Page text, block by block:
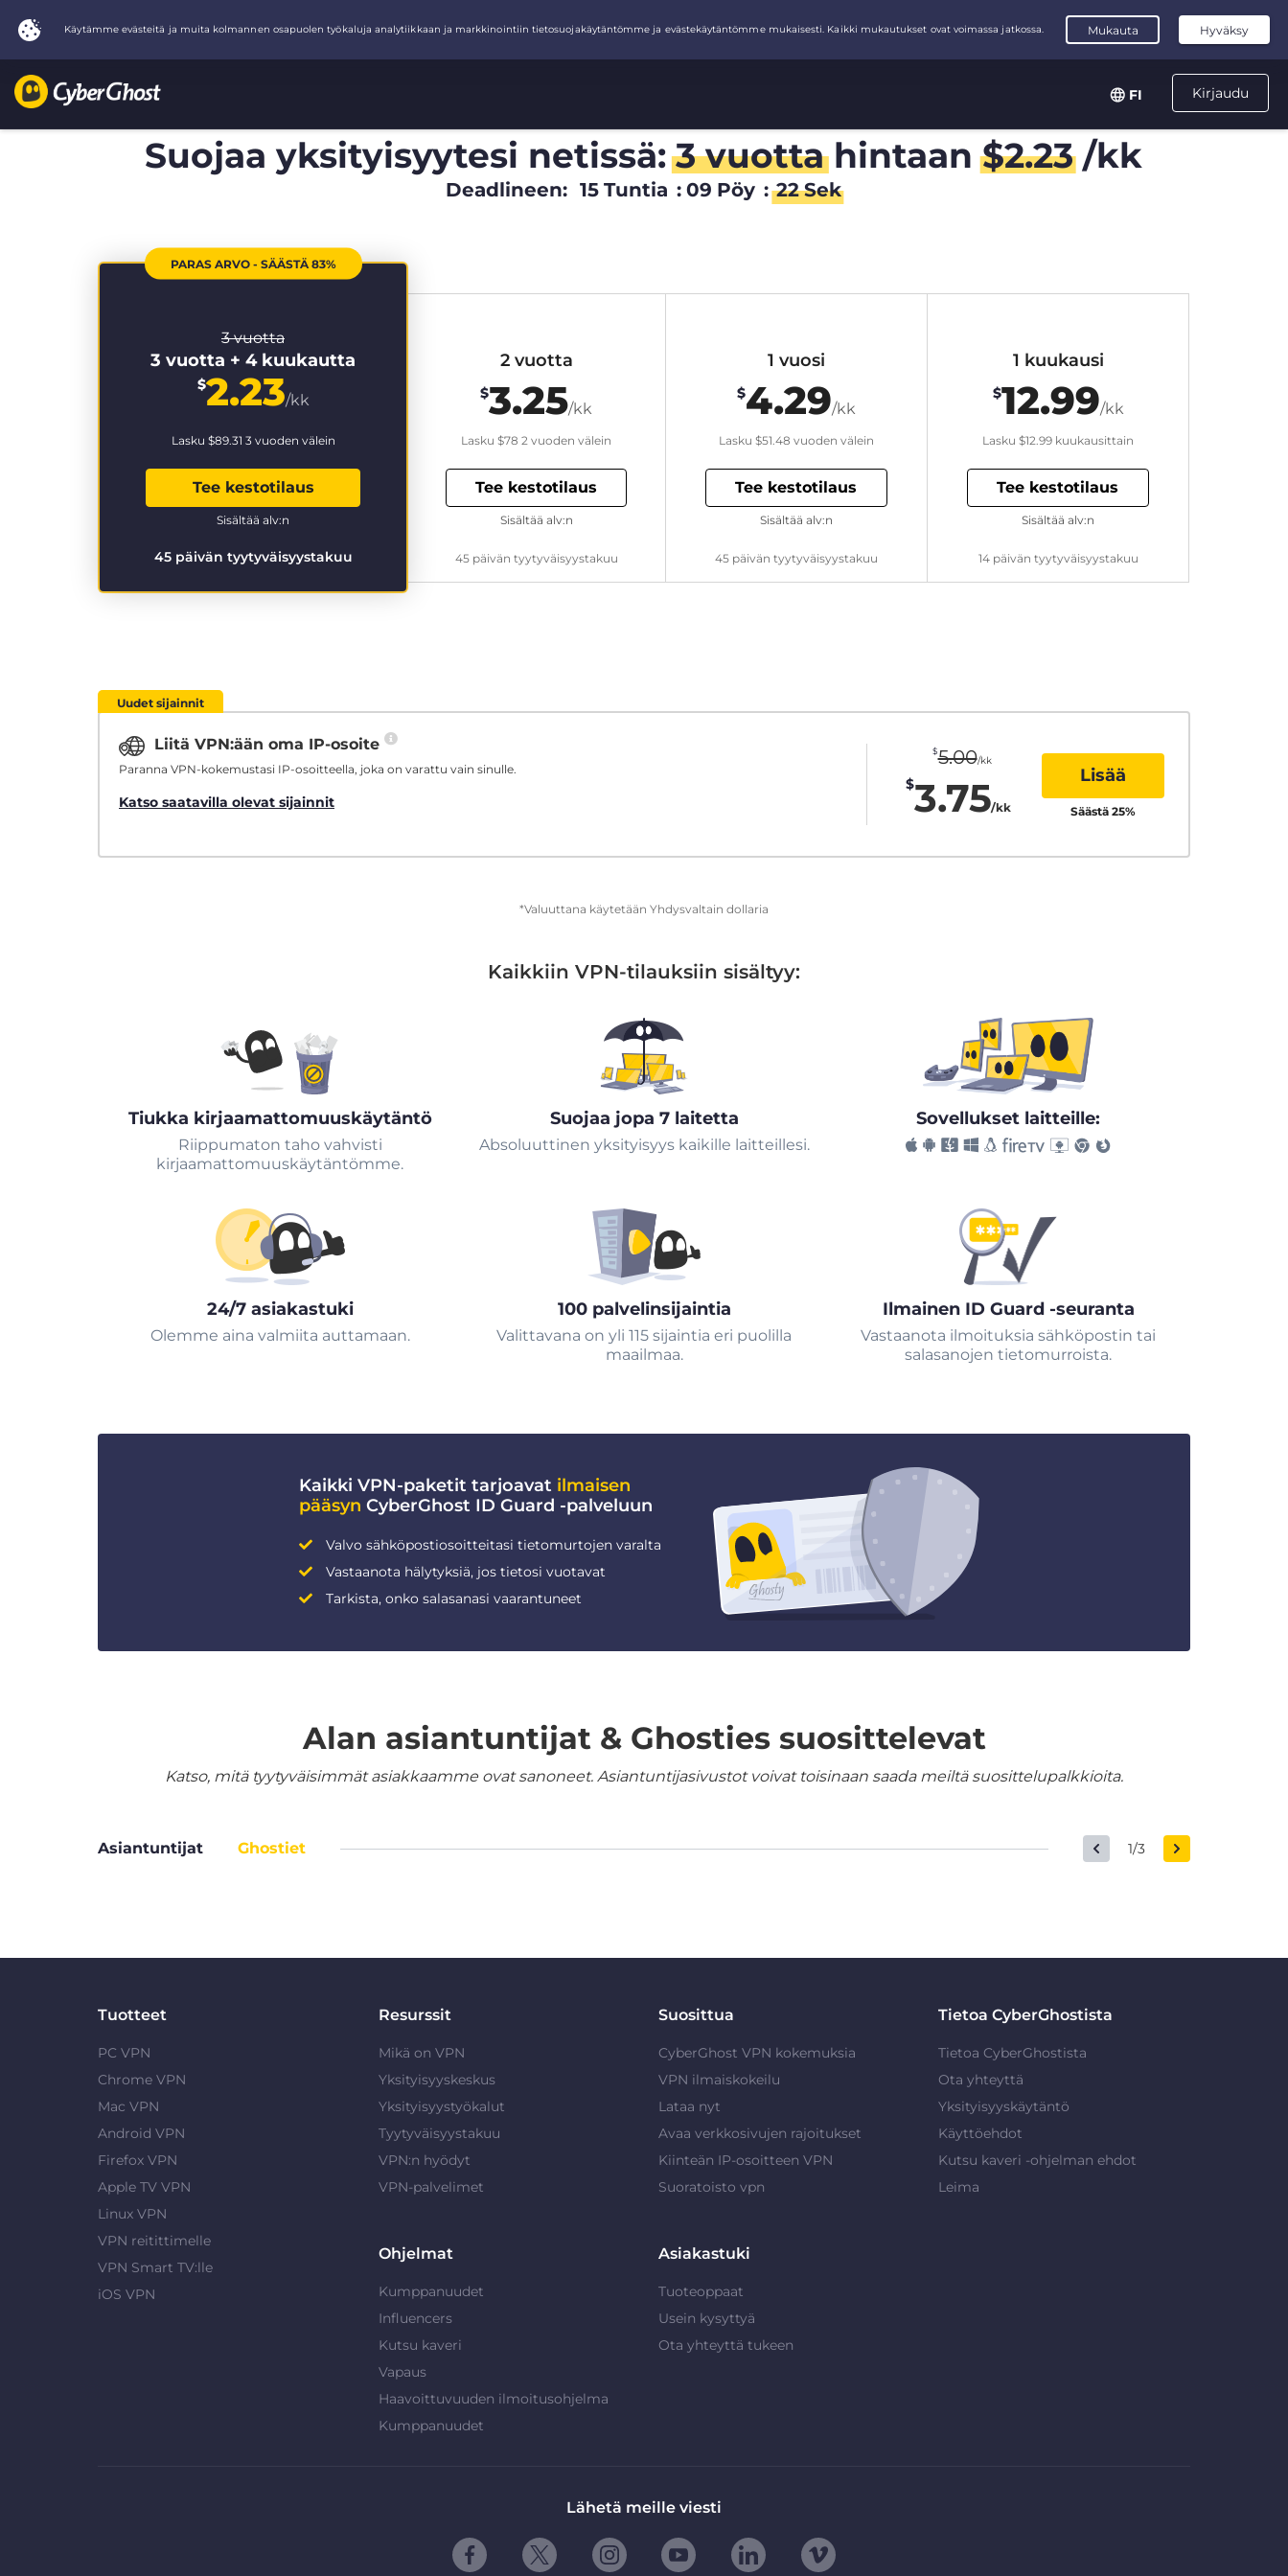
Kirjaudu
FI
Suojaa yksityisyytesi netissä:3 vuottahintaan$2.23/kk
Deadlineen: 15 Tuntia : 09 Pöy : 21 Sek
PARAS ARVO - SÄÄSTÄ 83%
3 vuotta
3 vuotta + 4 kuukautta
$2.23/kk
Lasku $89.31 3 vuoden välein
Tee kestotilaus
45 päivän tyytyväisyystakuu
Sisältää alv:n
2 vuotta
$3.25/kk
Lasku$78 2 vuoden välein
Tee kestotilaus
45 päivän tyytyväisyystakuu
Sisältää alv:n
1 vuosi
$4.29/kk
Lasku $51.48 vuoden välein
Tee kestotilaus
45 päivän tyytyväisyystakuu
Sisältää alv:n
1 kuukausi
$12.99/kk
Lasku $12.99 kuukausittain
Tee kestotilaus
14 päivän tyytyväisyystakuu
Sisältää alv:n
Uudet sijainnit
Liitä VPN:ään oma IP-osoite
Paranna VPN-kokemustasi IP-osoitteella, joka on varattu vain sinulle.
Katso saatavilla olevat sijainnit
$5.00/kk
$3.75/kk
Lisää
Säästä 25%
*Valuuttana käytetään Yhdysvaltain dollaria
Kaikkiin VPN-tilauksiin sisältyy:
Tiukka kirjaamattomuuskäytäntö
Riippumaton taho vahvisti
kirjaamattomuuskäytäntömme.
Suojaa jopa 7 laitetta
Absoluuttinen yksityisyys kaikille laitteillesi.
Sovellukset laitteille:
24/7 asiakastuki
Olemme aina valmiita auttamaan.
100 palvelinsijaintia
Valittavana on yli 115 sijaintia eri puolilla
maailmaa.
Ilmainen ID Guard -seuranta
Vastaanota ilmoituksia sähköpostin tai
salasanojen tietomurroista.
Kaikki VPN-paketit tarjoavat ilmaisen
pääsyn CyberGhost ID Guard -palveluun
Valvo sähköpostiosoitteitasi tietomurtojen varalta
Vastaanota hälytyksiä, jos tietosi vuotavat
Tarkista, onko salasanasi vaarantuneet
Alan asiantuntijat & Ghosties suosittelevat
Katso, mitä tyytyväisimmät asiakkaamme ovat sanoneet. Asiantuntijasivustot voivat toisinaan saada meiltä suosittelupalkkioita.
Asiantuntijat Ghostiet 1/3
Tuotteet
PC VPN
Chrome VPN
Mac VPN
Android VPN
Firefox VPN
Apple TV VPN
Linux VPN
VPN reitittimelle
VPN Smart TV:lle
iOS VPN
Resurssit
Mikä on VPN
Yksityisyyskeskus
Yksityisyystyökalut
Tyytyväisyystakuu
VPN:n hyödyt
VPN-palvelimet
Suosittua
CyberGhost VPN kokemuksia
VPN ilmaiskokeilu
Lataa nyt
Avaa verkkosivujen rajoitukset
Kiinteän IP-osoitteen VPN
Suoratoisto vpn
Tietoa CyberGhostista
Tietoa CyberGhostista
Ota yhteyttä
Yksityisyyskäytäntö
Käyttöehdot
Kutsu kaveri -ohjelman ehdot
Leima
Ohjelmat
Kumppanuudet
Influencers
Kutsu kaveri
Vapaus
Haavoittuvuuden ilmoitusohjelma
Kumppanuudet
Asiakastuki
Tuoteoppaat
Usein kysyttyä
Ota yhteyttä tukeen
Lähetä meille viesti